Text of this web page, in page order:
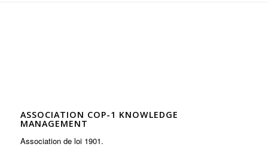
ASSOCIATION COP-1 KNOWLEDGE
MANAGEMENT
Association de loi 1901.